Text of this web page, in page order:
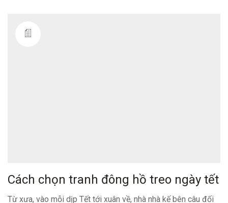
Cách chọn tranh đông hồ treo ngày tết
Từ xưa, vào mỗi dịp Tết tới xuân về, nhà nhà kế bên câu đối